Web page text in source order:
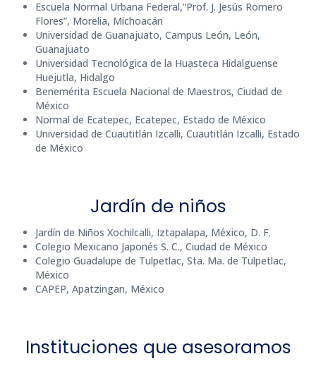
Escuela Normal Urbana Federal,“Prof. J. Jesús Romero
Flores”, Morelia, Michoacán
Universidad de Guanajuato, Campus León, León,
Guanajuato
Universidad Tecnológica de la Huasteca Hidalguense
Huejutla, Hidalgo
Benemérita Escuela Nacional de Maestros, Ciudad de
México
Normal de Ecatepec, Ecatepec, Estado de México
Universidad de Cuautitlán Izcalli, Cuautitlán Izcalli, Estado
de México
Jardín de niños
Jardín de Niños Xochilcalli, Iztapalapa, México, D. F.
Colegio Mexicano Japonés S. C., Ciudad de México
Colegio Guadalupe de Tulpetlac, Sta. Ma. de Tulpetlac,
México
CAPEP, Apatzingan, México
Instituciones que asesoramos